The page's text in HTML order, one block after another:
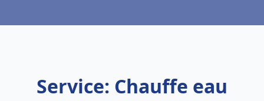
Service: Chauffe eau